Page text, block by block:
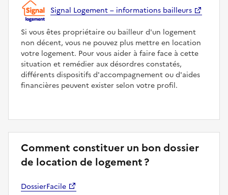
Signal Logement – informations bailleurs
Si vous êtes propriétaire ou bailleur d'un logement
non décent, vous ne pouvez plus mettre en location
votre logement. Pour vous aider à faire face à cette
situation et remédier aux désordres constatés,
différents dispositifs d'accompagnement ou d'aides
financières peuvent exister selon votre profil.
Comment constituer un bon dossier
de location de logement ?
DossierFacile